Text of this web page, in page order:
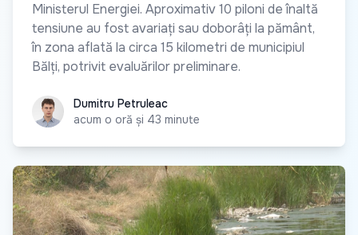
Ministerul Energiei. Aproximativ 10 piloni de înaltă
tensiune au fost avariați sau doborâți la pământ,
în zona aflată la circa 15 kilometri de municipiul
Bălți, potrivit evaluărilor preliminare.
Dumitru Petruleac
Dumitru Petruleac
acum o oră și 43 minute